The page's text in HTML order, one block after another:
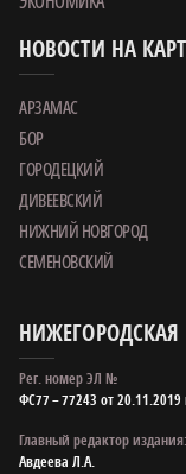
НОВОСТИ НА
АРЗАМАС
БОР
ГОРОДЕЦКИЙ
ДИВЕЕВСКИЙ
НИЖНИЙ НОВГОРОД
СЕМЕНОВСКИЙ
НИЖЕГОРОДСКАЯ
Рег. номер ЭЛ №
ФС77 – 77243 от 20.11.2019
Главный редактор издания:
Авдеева Л.А.